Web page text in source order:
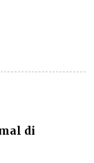
di